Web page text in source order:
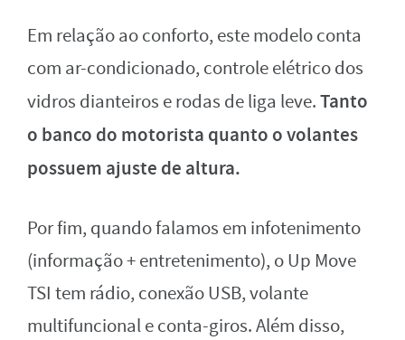
Em relação ao conforto, este modelo conta
com ar-condicionado, controle elétrico dos
vidros dianteiros e rodas de liga leve.Tanto
o banco do motorista quanto o volantes
possuem ajuste de altura.
Por fim, quando falamos em infotenimento
(informação + entretenimento), o Up Move
TSI tem rádio, conexão USB, volante
multifuncional e conta-giros. Além disso,